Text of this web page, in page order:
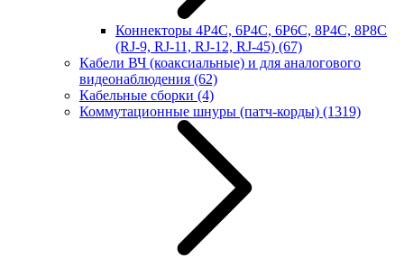
Коннекторы 4P4C, 6P4C, 6P6C, 8P4C, 8P8C
(RJ-9, RJ-11, RJ-12, RJ-45) (67)
Кабели ВЧ (коаксиальные) и для аналогового
видеонаблюдения (62)
Кабельные сборки (4)
Коммутационные шнуры (патч-корды) (1319)